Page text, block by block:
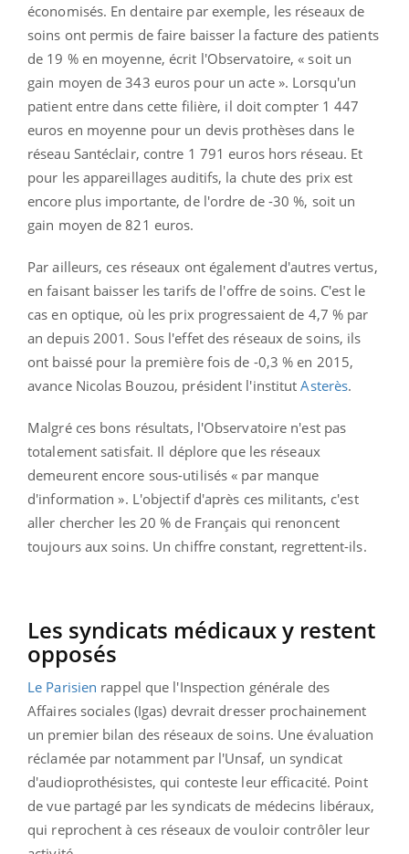
économisés. En dentaire par exemple, les réseaux de
soins ont permis de faire baisser la facture des patients
de 19 % en moyenne, écrit l'Observatoire, « soit un
gain moyen de 343 euros pour un acte ». Lorsqu'un
patient entre dans cette filière, il doit compter 1 447
euros en moyenne pour un devis prothèses dans le
réseau Santéclair, contre 1 791 euros hors réseau. Et
pour les appareillages auditifs, la chute des prix est
encore plus importante, de l'ordre de -30 %, soit un
gain moyen de 821 euros.
Par ailleurs, ces réseaux ont également d'autres vertus,
en faisant baisser les tarifs de l'offre de soins. C'est le
cas en optique, où les prix progressaient de 4,7 % par
an depuis 2001. Sous l'effet des réseaux de soins, ils
ont baissé pour la première fois de -0,3 % en 2015,
avance Nicolas Bouzou, président l'institutAsterès.
Malgré ces bons résultats, l'Observatoire n'est pas
totalement satisfait. Il déplore que les réseaux
demeurent encore sous-utilisés « par manque
d'information ». L'objectif d'après ces militants, c'est
aller chercher les 20 % de Français qui renoncent
toujours aux soins. Un chiffre constant, regrettent-ils.
Les syndicats médicaux y restent
opposés
Le Parisien rappel que l'Inspection générale des
Affaires sociales (Igas) devrait dresser prochainement
un premier bilan des réseaux de soins. Une évaluation
réclamée par notamment par l'Unsaf, un syndicat
d'audioprothésistes, qui conteste leur efficacité. Point
de vue partagé par les syndicats de médecins libéraux,
qui reprochent à ces réseaux de vouloir contrôler leur